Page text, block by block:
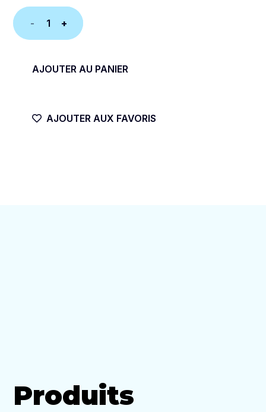
quantité
de
HOUSSE
DOWNWIND
AJOUTER AU PANIER
AJOUTER AUX FAVORIS
Produits